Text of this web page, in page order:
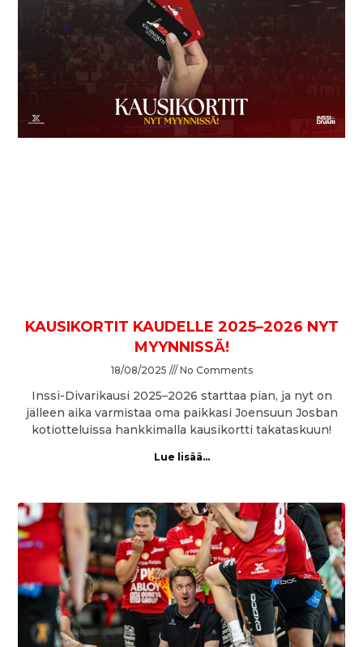
KAUSIKORTIT KAUDELLE 2025–2026 NYT
MYYNNISSÄ!
18/08/2025 No Comments
Inssi-Divarikausi 2025–2026 starttaa pian, ja nyt on
jälleen aika varmistaa oma paikkasi Joensuun Josban
kotiotteluissa hankkimalla kausikortti takataskuun!
Lue lisää...